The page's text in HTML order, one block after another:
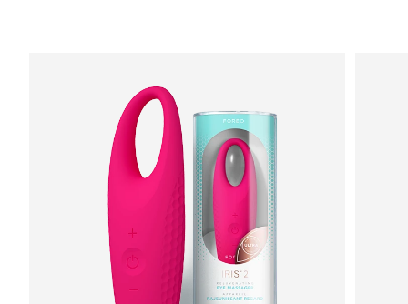
Förväntad leverans
Förväntad leverans
Förväntad leverans
Saudiarabien Förväntad leverans
Förväntad leverans